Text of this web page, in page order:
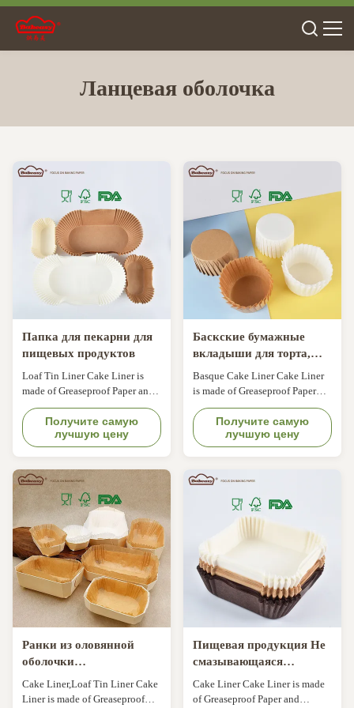
Ланцевая оболочка
Папка для пекарни для
пищевых продуктов
Loaf Tin Liner Cake Liner is
made of Greaseproof Paper and
Silicon Paper, Which is from
Nordic Paper of Sweden,it is
Comply with FDA, KOSHER,
LFGB, QS. Oil-resist, Non-stick,
temperature 220°C. Keep baked
products fresher and longer.
Available Sizes
Получите самую
лучшую цену
Баскские бумажные
вкладыши для торта,
одноразовые
жиронепроницаемые
выпечки чизкейка,
вечерние десерты
Basque Cake Liner Cake Liner
is made of Greaseproof Paper
and Silicon Paper, Which is from
Nordic Paper of Sweden,it is
Comply with FDA, KOSHER,
LFGB, QS. Oil-resist, Non-stick,
temperature 220°C. Keep baked
products fresher and longer.
Получите самую
лучшую цену
Ранки из оловянной
оболочки
прямоугольные
пекарные бумажные
Cake Liner,Loaf Tin Liner Cake
Liner is made of Greaseproof
Пищевая продукция Не
смазывающаяся
квадратная ломтиковая
лентовая оболочка
Cake Liner Cake Liner is made
of Greaseproof Paper and